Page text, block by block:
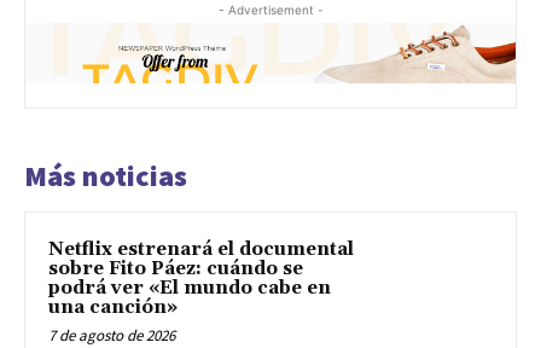
- Advertisement -
Más noticias
Netflix estrenará el documental
sobre Fito Páez: cuándo se
podrá ver «El mundo cabe en
una canción»
7 de agosto de 2026